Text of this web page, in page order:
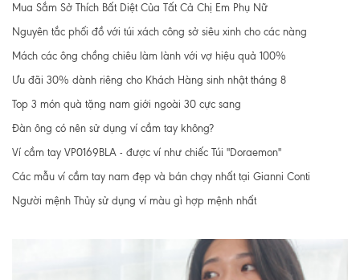
Mua Sắm Sở Thích Bất Diệt Của Tất Cả Chị Em Phụ Nữ
Nguyên tắc phối đồ với túi xách công sở siêu xinh cho các nàng
Mách các ông chồng chiêu làm lành với vợ hiệu quả 100%
Ưu đãi 30% dành riêng cho Khách Hàng sinh nhật tháng 8
Top 3 món quà tặng nam giới ngoài 30 cực sang
Đàn ông có nên sử dụng ví cầm tay không?
Ví cầm tay VP0169BLA - được ví như chiếc Túi "Doraemon"
Các mẫu ví cầm tay nam đẹp và bán chạy nhất tại Gianni Conti
Người mệnh Thủy sử dụng ví màu gì hợp mệnh nhất